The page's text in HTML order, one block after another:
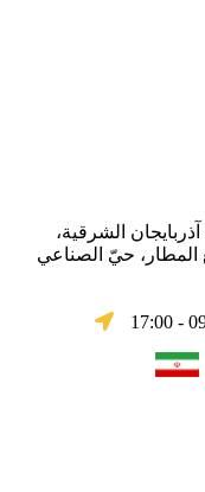
الشرقیة،
المطار، حيّ الصناعي